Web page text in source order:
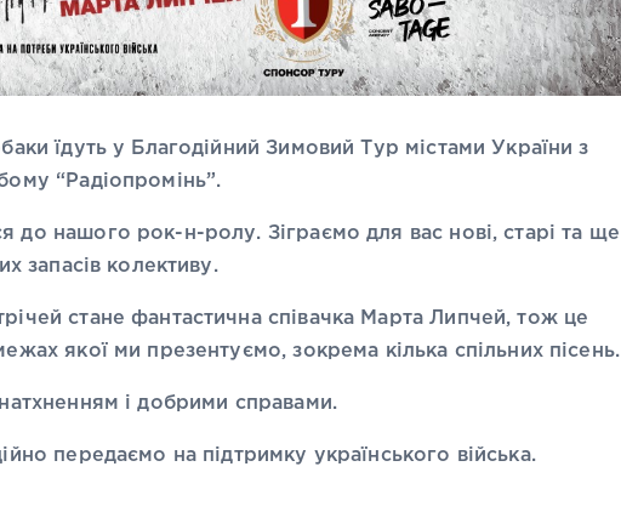
їдуть у Благодійний Зимовий Тур містами України з
“Радіопромінь”.
до нашого рок-н-ролу. Зіграємо для вас нові, старі та ще
запасів колективу.
стане фантастична співачка Марта Липчей, тож це
якої ми презентуємо, зокрема кілька спільних пісень.
і добрими справами.
передаємо на підтримку українського війська.